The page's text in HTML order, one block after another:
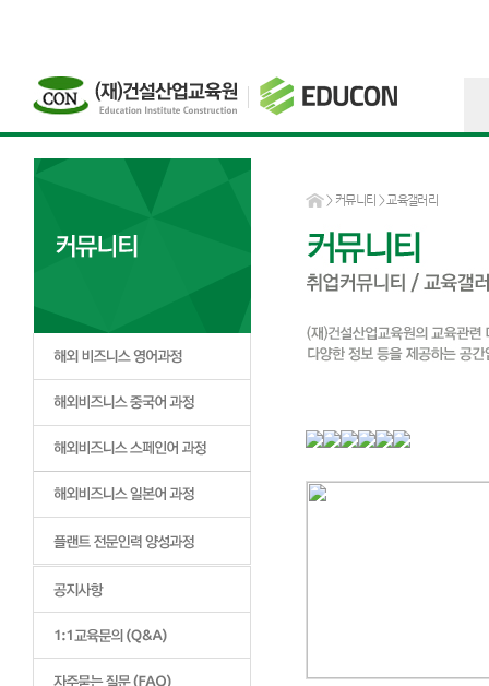
> 커뮤니티 > 교육갤러리